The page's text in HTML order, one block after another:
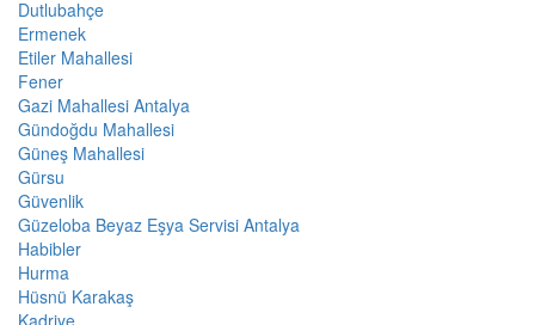
Dutlubahçe
Ermenek
Etiler Mahallesi
Fener
Gazi Mahallesi Antalya
Gündoğdu Mahallesi
Güneş Mahallesi
Gürsu
Güvenlik
Güzeloba Beyaz Eşya Servisi Antalya
Habibler
Hurma
Hüsnü Karakaş
Kadriye